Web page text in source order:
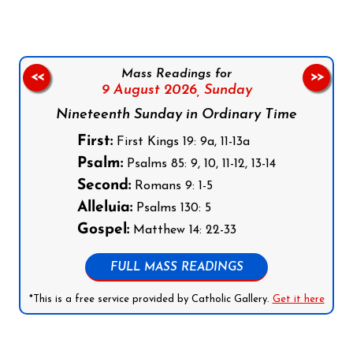
Mass Readings for
9 August 2026, Sunday
Nineteenth Sunday in Ordinary Time
First: First Kings 19: 9a, 11-13a
Psalm: Psalms 85: 9, 10, 11-12, 13-14
Second: Romans 9: 1-5
Alleluia: Psalms 130: 5
Gospel: Matthew 14: 22-33
FULL MASS READINGS
*This is a free service provided by Catholic Gallery. Get it here
<< >>